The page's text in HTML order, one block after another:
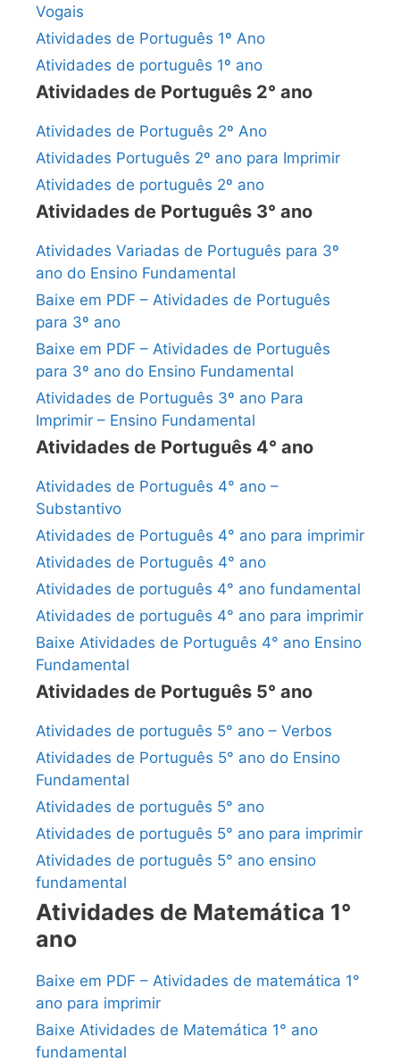
Vogais
Atividades de Português 1º Ano
Atividades de português 1º ano
Atividades de Português 2° ano
Atividades de Português 2º Ano
Atividades Português 2º ano para Imprimir
Atividades de português 2º ano
Atividades de Português 3° ano
Atividades Variadas de Português para 3º
ano do Ensino Fundamental
Baixe em PDF – Atividades de Português
para 3º ano
Baixe em PDF – Atividades de Português
para 3º ano do Ensino Fundamental
Atividades de Português 3º ano Para
Imprimir – Ensino Fundamental
Atividades de Português 4° ano
Atividades de Português 4° ano –
Substantivo
Atividades de Português 4° ano para imprimir
Atividades de Português 4° ano
Atividades de português 4° ano fundamental
Atividades de português 4° ano para imprimir
Baixe Atividades de Português 4° ano Ensino
Fundamental
Atividades de Português 5° ano
Atividades de português 5° ano – Verbos
Atividades de Português 5° ano do Ensino
Fundamental
Atividades de português 5° ano
Atividades de português 5° ano para imprimir
Atividades de português 5° ano ensino
fundamental
Atividades de Matemática 1°
ano
Baixe em PDF – Atividades de matemática 1°
ano para imprimir
Baixe Atividades de Matemática 1° ano
fundamental